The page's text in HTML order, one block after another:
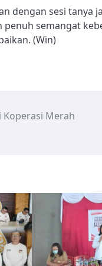
dengan sesi tanya
semangat
(Win)
Koperasi Merah